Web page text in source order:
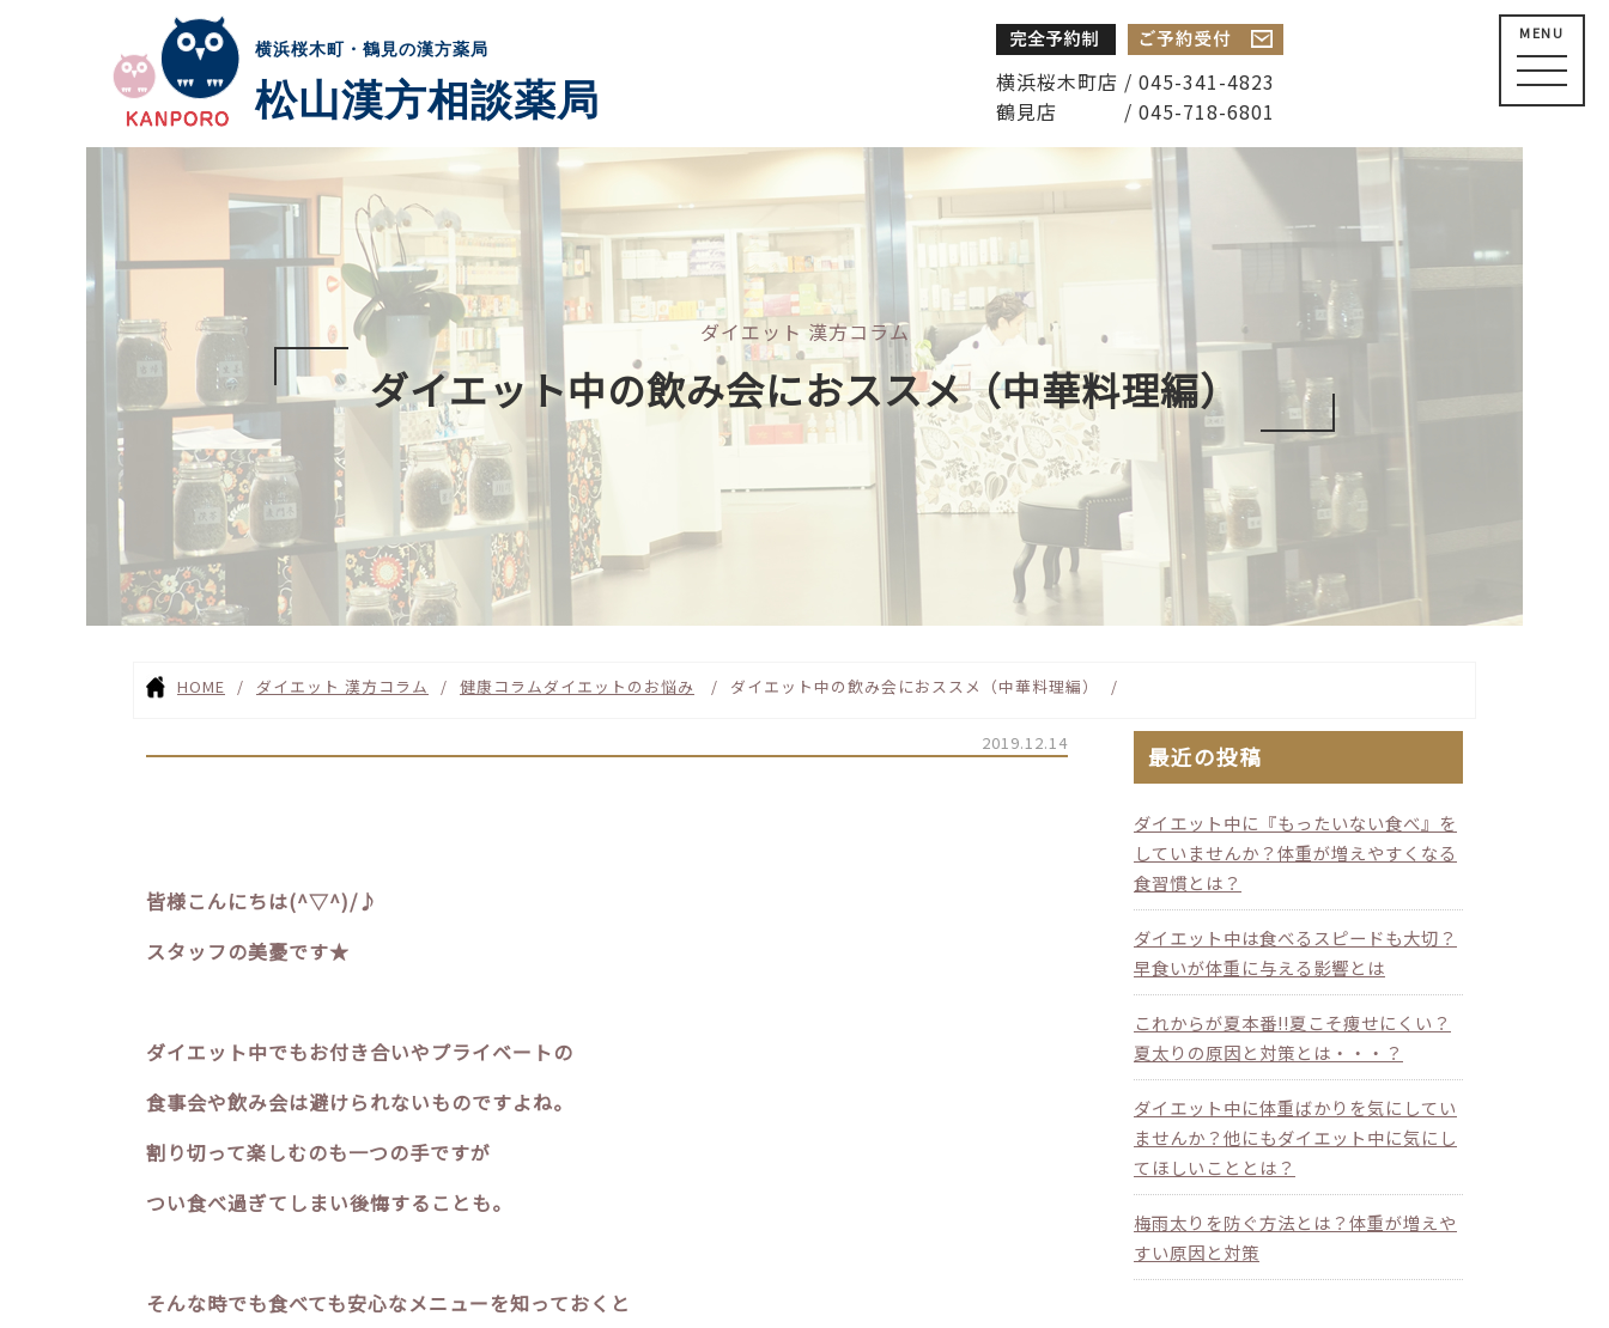
横浜桜木町・鶴見の漢方薬局
松山漢方相談薬局
横浜桜木町店 / 045-341-4823
鶴見店 / 045-718-6801
MENU
ダイエット 漢方コラム
ダイエット中の飲み会におススメ（中華料理編）
HOME ダイエット 漢方コラム 健康コラムダイエットのお悩み ダイエット中の飲み会におススメ（中華料理編）
2019.12.14
皆様こんにちは(^▽^)/♪
スタッフの美憂です★
ダイエット中でもお付き合いやプライベートの
食事会や飲み会は避けられないものですよね。
割り切って楽しむのも一つの手ですが
つい食べ過ぎてしまい後悔することも。
そんな時でも食べても安心なメニューを知っておくと
最近の投稿
ダイエット中に『もったいない食べ』を
していませんか？体重が増えやすくなる
食習慣とは？
ダイエット中は食べるスピードも大切？
早食いが体重に与える影響とは
これからが夏本番!!夏こそ痩せにくい？
夏太りの原因と対策とは・・・？
ダイエット中に体重ばかりを気にしてい
ませんか？他にもダイエット中に気にし
てほしいこととは？
梅雨太りを防ぐ方法とは？体重が増えや
すい原因と対策